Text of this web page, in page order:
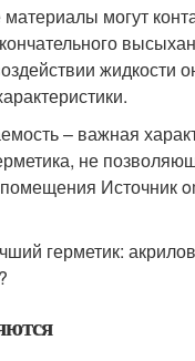
могут
жидкости
– важная
не
Источник
герметик: